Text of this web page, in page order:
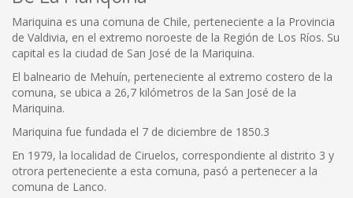
Mariquina es una comuna de Chile, perteneciente a la Provincia
de Valdivia, en el extremo noroeste de la Región de Los Ríos. Su
capital es la ciudad de San José de la Mariquina.
El balneario de Mehuín, perteneciente al extremo costero de la
comuna, se ubica a 26,7 kilómetros de la San José de la
Mariquina.
Mariquina fue fundada el 7 de diciembre de 1850.3
En 1979, la localidad de Ciruelos, correspondiente al distrito 3 y
otrora perteneciente a esta comuna, pasó a pertenecer a la
comuna de Lanco.